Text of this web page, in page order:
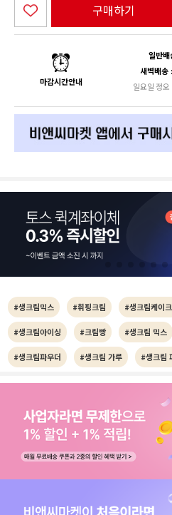
구매하기
마감시간안내
일반
새벽배송
일요일 정
#생크림믹스 #휘핑크림 #생크림케이
#생크림아이싱 #크림빵 #생크림 믹스
#생크림파우더 #생크림 가루 #생크림